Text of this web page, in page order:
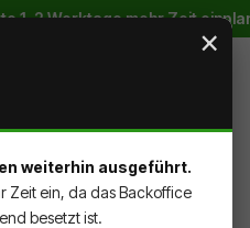
Werktage mehr Zeit
DU HAST 0 PRODUKTE AUF
×
weiterhin ausgeführt.
Zeit ein, da das Backoffice
besetzt ist.